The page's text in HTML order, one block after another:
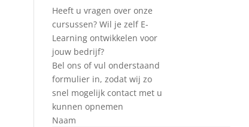
Heeft u vragen over onze
cursussen? Wil je zelf E-
Learning ontwikkelen voor
jouw bedrijf?
Bel ons of vul onderstaand
formulier in, zodat wij zo
snel mogelijk contact met u
kunnen opnemen
Naam